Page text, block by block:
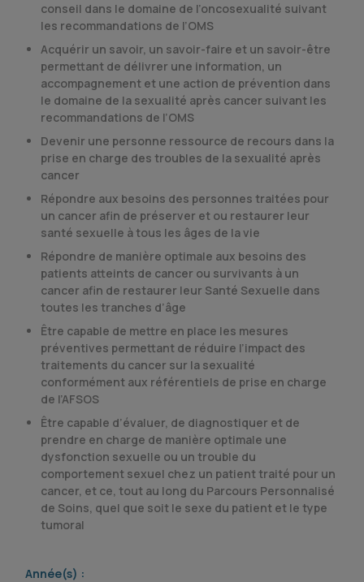
conseil dans le domaine de l’oncosexualité suivant
les recommandations de l’OMS
Acquérir un savoir, un savoir-faire et un savoir-être
permettant de délivrer une information, un
accompagnement et une action de prévention dans
le domaine de la sexualité après cancer suivant les
recommandations de l’OMS
Devenir une personne ressource de recours dans la
prise en charge des troubles de la sexualité après
cancer
Répondre aux besoins des personnes traitées pour
un cancer afin de préserver et ou restaurer leur
santé sexuelle à tous les âges de la vie
Répondre de manière optimale aux besoins des
patients atteints de cancer ou survivants à un
cancer afin de restaurer leur Santé Sexuelle dans
toutes les tranches d’âge
Être capable de mettre en place les mesures
préventives permettant de réduire l’impact des
traitements du cancer sur la sexualité
conformément aux référentiels de prise en charge
de l’AFSOS
Être capable d’évaluer, de diagnostiquer et de
prendre en charge de manière optimale une
dysfonction sexuelle ou un trouble du
comportement sexuel chez un patient traité pour un
cancer, et ce, tout au long du Parcours Personnalisé
de Soins, quel que soit le sexe du patient et le type
tumoral
Année(s) :